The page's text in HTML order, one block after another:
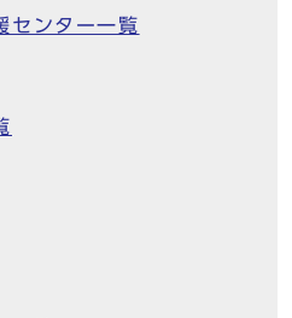
センター一覧